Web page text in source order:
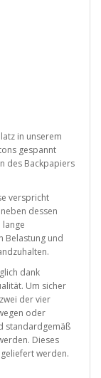
in unserem
gespannt
des Backpapiers
verspricht
dessen
Belastung und
dank
Um sicher
der vier
oder
standardgemäß
Dieses
werden.